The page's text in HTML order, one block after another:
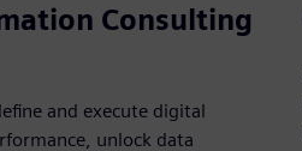
Consulting
and execute digital
unlock data